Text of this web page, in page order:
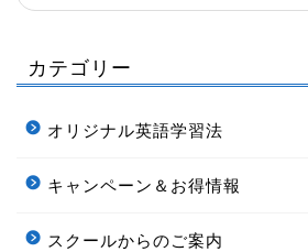
カテゴリー
オリジナル英語学習法
キャンペーン＆お得情報
スクールからのご案内